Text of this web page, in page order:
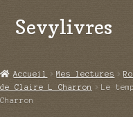
Aller
Aller
au
Sevylivres
A l’abri de la différence trilogie
Accueil Mes lectures
de Claire L Charron
Le
Charron